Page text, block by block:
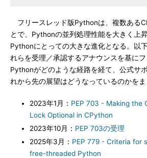
フリースレッド版Pythonは、複数ある
とで、Pythonの並列処理性能を大きく上
Pythonにとっての大きな進化となる。以
れらを受理／承認するアナウンスを基に
Pythonがどのような経路を経て、公式サ
れから先の展望はどうなっているのかをま
2023年1月： PEP 703 - Making the
Lock Optional in CPython
2023年10月： PEP 703の受理
2025年3月： PEP 779 - Criteria for
free-threaded Python